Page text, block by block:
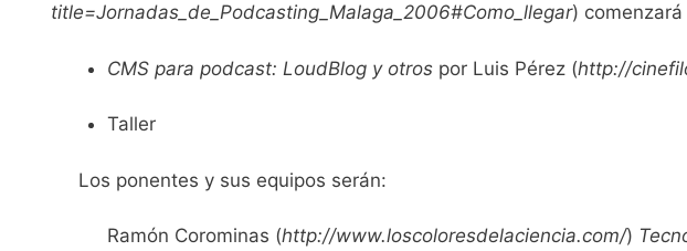
title=Jornadas_de_Podcasting_Malaga_2006#Como_llegar) comenzará
CMS para podcast: LoudBlog y otrospor Luis Pérez(http://
Taller
Los ponentes y sus equipos serán:
Ramón Corominas (http://www.loscoloresdelaciencia.com/)